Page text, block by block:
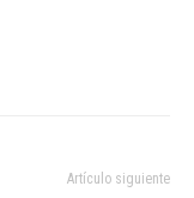
Artículo siguiente